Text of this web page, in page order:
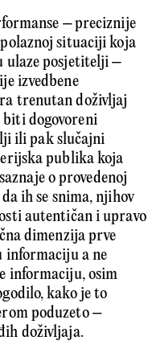
– preciznije
situaciji koja
ulaze posjetitelji –
izvedbene
trenutan doživljaj
dogovoreni
ili pak slučajni
publika koja
o provedenoj
ih se snima, njihov
autentičan i upravo
dimenzija prve
informaciju a ne
informaciju, osim
kako je to
poduzeto –
doživljaja.